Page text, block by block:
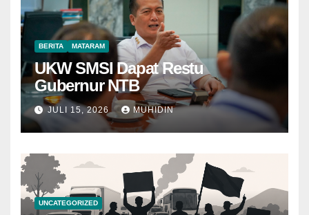
BERITA MATARAM
UKW SMSI Dapat Restu
Gubernur NTB
JULI 15, 2026 MUHIDIN
UNCATEGORIZED